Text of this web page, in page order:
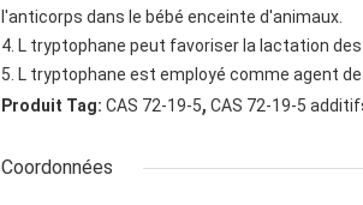
l'anticorps dans le bébé enceinte d'animaux.
4. L tryptophane peut favoriser la lactation
5. L tryptophane est employé comme agent
Produit Tag: CAS 72-19-5, CAS 72-19-5
Coordonnées